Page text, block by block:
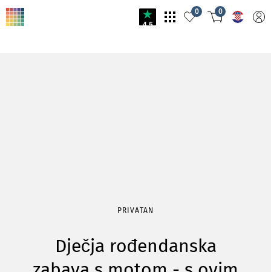
4.5
0 0
PRIVATAN
Dječja rođendanska